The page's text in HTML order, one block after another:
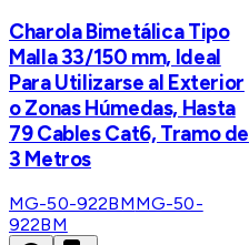
Charola Bimetálica Tipo
Malla 33/150 mm, Ideal
Para Utilizarse al Exterior
o Zonas Húmedas, Hasta
79 Cables Cat6, Tramo de
3 Metros
MG-50-922BMMG-50-
922BM